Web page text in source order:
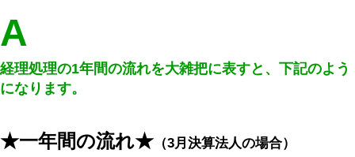
A
経理処理の1年間の流れを大雑把に表すと、下記のよう
になります。
★一年間の流れ★（3月決算法人の場合）